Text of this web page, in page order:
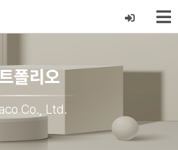
폴리오
Co., Ltd.